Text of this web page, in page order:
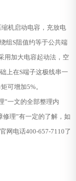
机启动电容，充放电
组S阻值约等于公共端
用加大电容起动法，空
上在S端子这极线串一
可增加5%。
”一文的全部整理内
理”有一定的了解，如
网电话400-657-7110了